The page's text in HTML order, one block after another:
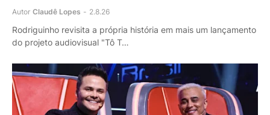
Autor Claudê Lopes - 2.8.26
Rodriguinho revisita a própria história em mais um lançamento
do projeto audiovisual "Tô T…